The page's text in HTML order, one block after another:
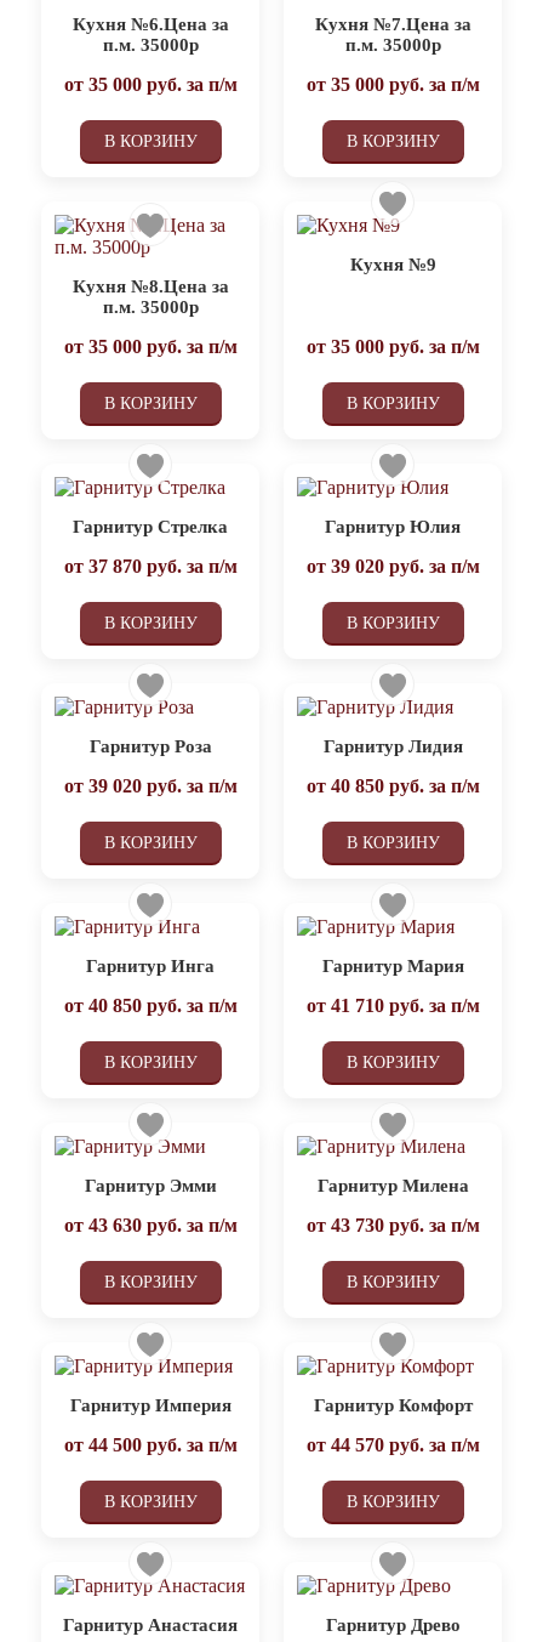
Кухня №6.Цена за
п.м. 35000р
от 35 000руб. за п/м
В КОРЗИНУ
Кухня №7.Цена за
п.м. 35000р
от 35 000руб. за п/м
В КОРЗИНУ
Кухня №8.Цена за
п.м. 35000р
от 35 000руб. за п/м
В КОРЗИНУ
Кухня №9
от 35 000руб. за п/м
В КОРЗИНУ
Гарнитур Стрелка
от 37 870руб. за п/м
В КОРЗИНУ
Гарнитур Юлия
от 39 020руб. за п/м
В КОРЗИНУ
Гарнитур Роза
от 39 020руб. за п/м
В КОРЗИНУ
Гарнитур Лидия
от 40 850руб. за п/м
В КОРЗИНУ
Гарнитур Инга
от 40 850руб. за п/м
В КОРЗИНУ
Гарнитур Мария
от 41 710руб. за п/м
В КОРЗИНУ
Гарнитур Эмми
от 43 630руб. за п/м
В КОРЗИНУ
Гарнитур Милена
от 43 730руб. за п/м
В КОРЗИНУ
Гарнитур Империя
от 44 500руб. за п/м
В КОРЗИНУ
Гарнитур Комфорт
от 44 570руб. за п/м
В КОРЗИНУ
Гарнитур Анастасия Гарнитур Древо